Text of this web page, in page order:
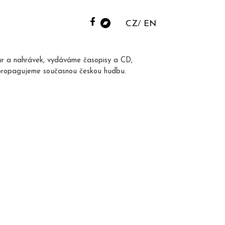
CZ EN
a nahrávek, vydáváme časopisy a CD,
současnou českou hudbu.